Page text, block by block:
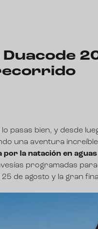
pasas bien, y desde
una aventura
por la natación en
programadas
de agosto y la gran